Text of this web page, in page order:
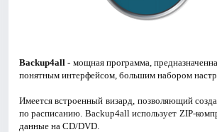
Backup4all - мощная программа,
понятным интерфейсом, большим набором
Имеется встроенный визард, позволяющий
по расписанию. Backup4all использует ZIP-
данные на CD/DVD.